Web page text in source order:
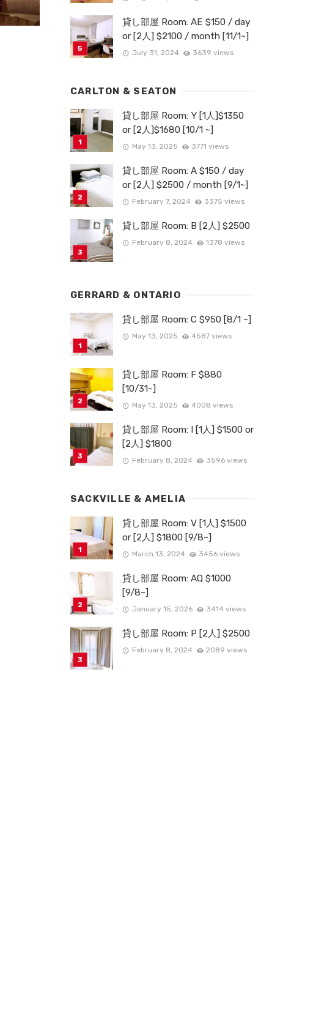
貸し部屋 Room: AE $150 / day
or [2人] $2100 / month [11/1~]
July 31, 2024 3639 views
CARLTON & SEATON
貸し部屋 Room: Y [1人]$1350
or [2人]$1680 [10/1 ~]
May 13, 2025 3771 views
貸し部屋 Room: A $150 / day
or [2人] $2500 / month [9/1~]
February 7, 2024 3375 views
貸し部屋 Room: B [2人] $2500
February 8, 2024 1378 views
GERRARD & ONTARIO
貸し部屋 Room: C $950 [8/1 ~]
May 13, 2025 4587 views
貸し部屋 Room: F $880
[10/31~]
May 13, 2025 4008 views
貸し部屋 Room: I [1人] $1500 or
[2人] $1800
February 8, 2024 3596 views
SACKVILLE & AMELIA
貸し部屋 Room: V [1人] $1500
or [2人] $1800 [9/8~]
March 13, 2024 3456 views
貸し部屋 Room: AQ $1000
[9/8~]
January 15, 2026 3414 views
貸し部屋 Room: P [2人] $2500
February 8, 2024 2089 views